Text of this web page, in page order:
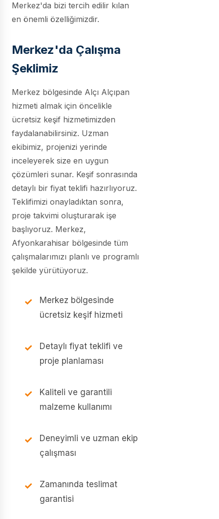
Merkez'da bizi tercih edilir kılan
en önemli özelliğimizdir.
Merkez'da Çalışma
Şeklimiz
Merkez bölgesinde Alçı Alçıpan
hizmeti almak için öncelikle
ücretsiz keşif hizmetimizden
faydalanabilirsiniz. Uzman
ekibimiz, projenizi yerinde
inceleyerek size en uygun
çözümleri sunar. Keşif sonrasında
detaylı bir fiyat teklifi hazırlıyoruz.
Teklifimizi onayladıktan sonra,
proje takvimi oluşturarak işe
başlıyoruz. Merkez,
Afyonkarahisar bölgesinde tüm
çalışmalarımızı planlı ve programlı
şekilde yürütüyoruz.
Merkez bölgesinde
ücretsiz keşif hizmeti
Detaylı fiyat teklifi ve
proje planlaması
Kaliteli ve garantili
malzeme kullanımı
Deneyimli ve uzman ekip
çalışması
Zamanında teslimat
garantisi